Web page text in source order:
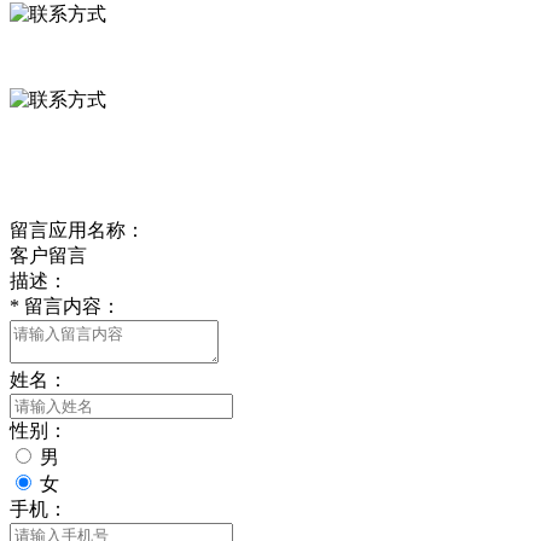
留言应用名称：
客户留言
描述：
* 留言内容：
姓名：
性别：
男
女
手机：